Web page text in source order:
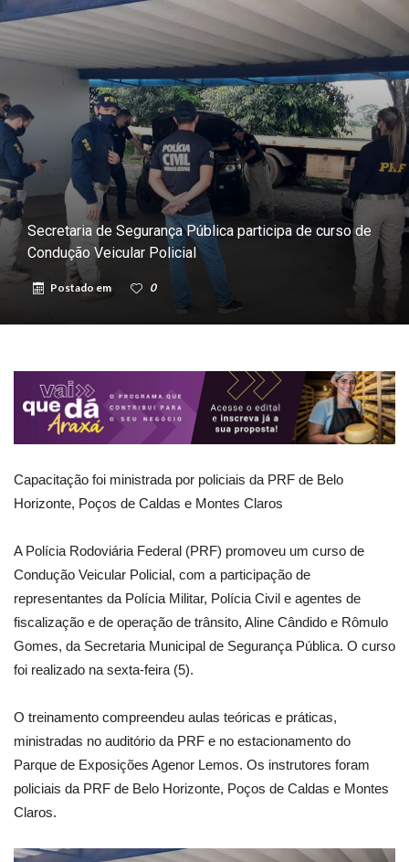
Secretaria de Segurança Pública participa de curso de
Condução Veicular Policial
Postado em 0
Capacitação foi ministrada por policiais da PRF de Belo
Horizonte, Poços de Caldas e Montes Claros
A Polícia Rodoviária Federal (PRF) promoveu um curso de
Condução Veicular Policial, com a participação de
representantes da Polícia Militar, Polícia Civil e agentes de
fiscalização e de operação de trânsito, Aline Cândido e Rômulo
Gomes, da Secretaria Municipal de Segurança Pública. O curso
foi realizado na sexta-feira (5).
O treinamento compreendeu aulas teóricas e práticas,
ministradas no auditório da PRF e no estacionamento do
Parque de Exposições Agenor Lemos. Os instrutores foram
policiais da PRF de Belo Horizonte, Poços de Caldas e Montes
Claros.